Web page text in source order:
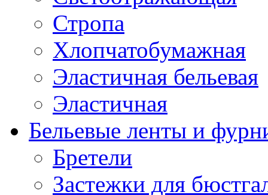
Стропа
Хлопчатобумажная
Эластичная бельевая
Эластичная
Бельевые ленты и
Бретели
Застежки для